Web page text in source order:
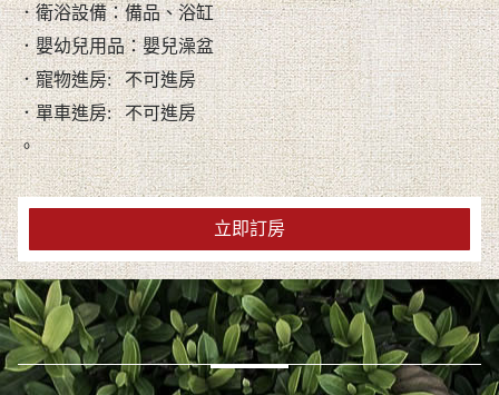
．衛浴設備：備品、浴缸
．嬰幼兒用品：嬰兒澡盆
．寵物進房: 不可進房
．單車進房: 不可進房
。
立即訂房